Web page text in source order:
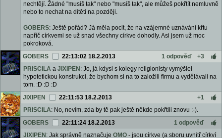
nechtějí. Žádné "musíš tak" nebo "musíš tak", ale můžeš pokřtít nemluvně
nebo to nechat na dítěti na později.
GOBERS: Ještě pořád? Já měla pocit, že na vzájemné uznávání křtu
napříč církvemi se už snad všechny církve dohodly. Asi jsem už moc
pokroková.
GOBERS
22:13:02 18.2.2013 1 odpověď
+3
PRISCILA a JIXIPEN : Jo, já kdysi s kolegy religionisty vymýšlel
hypotetickou konstrukci, že bychom si na to založili firmu a vydělávali na
tom. :D :D :D
JIXIPEN
22:11:53 18.2.2013
+1
PRISCILA: No, nevím, zda by tě pak ještě někde pokřtili znovu :-).
GOBERS
22:11:24 18.2.2013
1 odpověď
JIXIPEN : Jak správně naznačuje OMO - jsou církve (a sboru uvnitř církví